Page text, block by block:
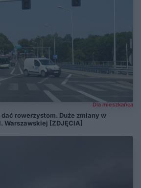
Dla mieszkańca
rowerzystom. Duże zmiany w
Warszawskiej [ZDJĘCIA]